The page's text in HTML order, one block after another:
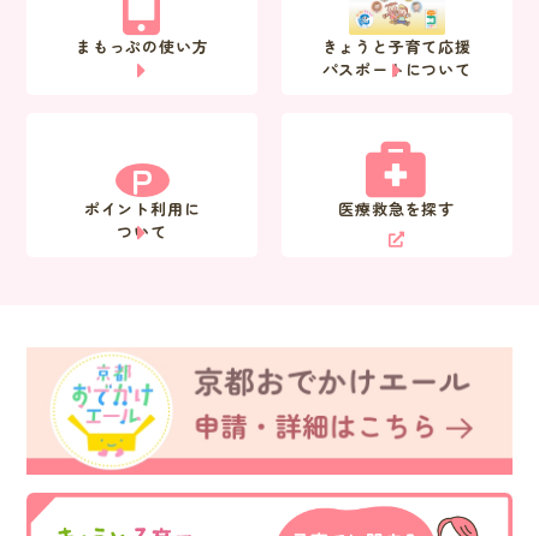
まもっぷの使い方
きょうと子育て応援
パスポートについて
P
ポイント利用に
ついて
医療救急を探す